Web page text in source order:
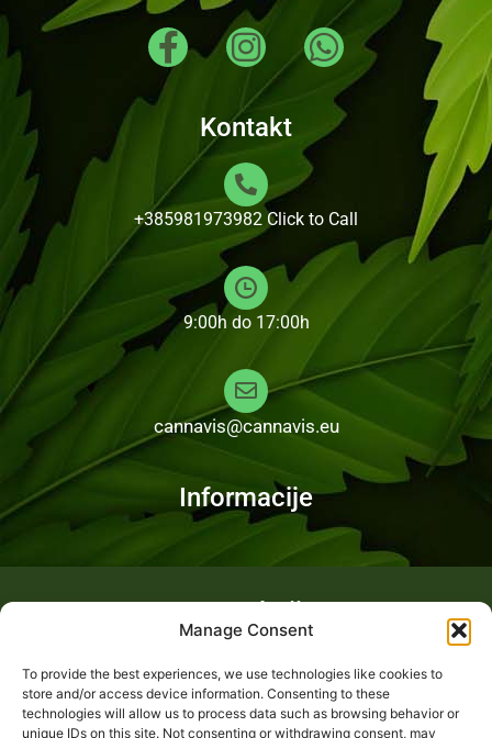
Manage Consent
To provide the best experiences, we use technologies like cookies to
store and/or access device information. Consenting to these
technologies will allow us to process data such as browsing behavior or
unique IDs on this site. Not consenting or withdrawing consent, may
Kontakt
+385981973982 Click to Call
9:00h do 17:00h
cannavis@cannavis.eu
Informacije
Fotogalerija